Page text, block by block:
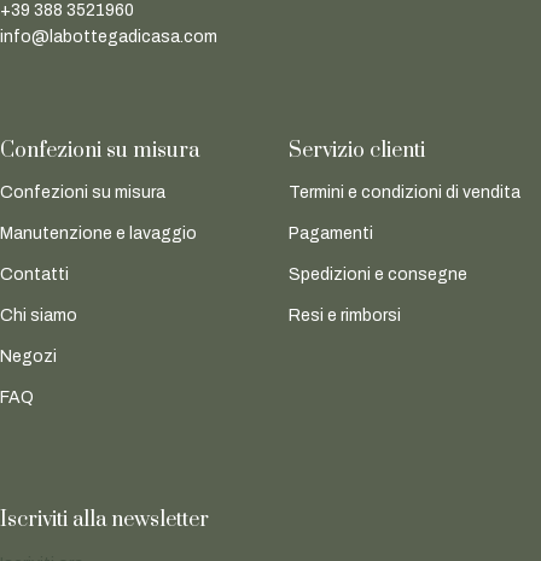
+39 388 3521960
info@labottegadicasa.com
Confezioni su misura
Confezioni su misura
Manutenzione e lavaggio
Contatti
Chi siamo
Negozi
FAQ
Servizio clienti
Termini e condizioni di vendita
Pagamenti
Spedizioni e consegne
Resi e rimborsi
Iscriviti alla newsletter